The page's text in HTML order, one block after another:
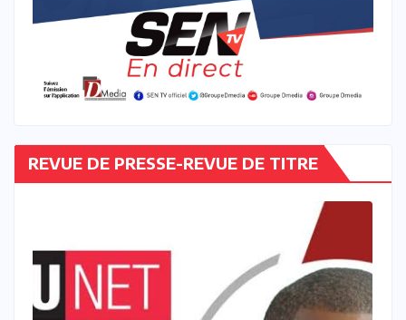
REVUE DE PRESSE-REVUE DE TITRE